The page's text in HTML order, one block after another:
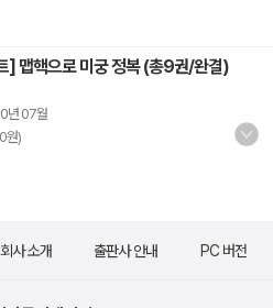
] 맵핵으로 미궁 정복 (총9권/완결)
년 07월
원)
회사 소개 출판사 안내 PC 버전